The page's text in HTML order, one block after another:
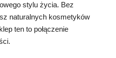
stylu życia. Bez
naturalnych kosmetyków
ten to połączenie